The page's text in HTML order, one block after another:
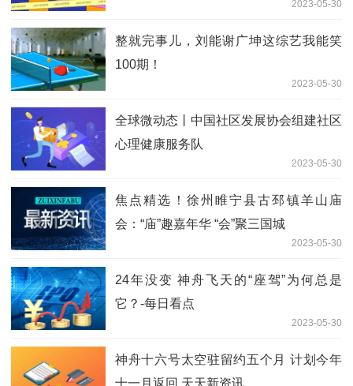
2023-05-30
整就完事儿，刘能谢广坤这综艺我能笑
100期！
2023-05-30
全球微动态丨中国社区发展协会组建社区
心理健康服务队
2023-05-30
焦点精选！徐州睢宁县古邳镇羊山庙
会：“庙”趣嘉年华 “会”聚三国城
2023-05-30
24年没变 神舟飞天的“座驾”为何总是
它？-每日看点
2023-05-30
神舟十六号太空驻留约五个月 计划今年